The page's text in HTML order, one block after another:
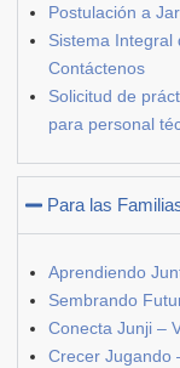
Postulación a
Sistema Integral
Contáctenos
Solicitud de
para personal
Para las
Aprendiendo
Sembrando
Conecta Junji –
Crecer Jugando